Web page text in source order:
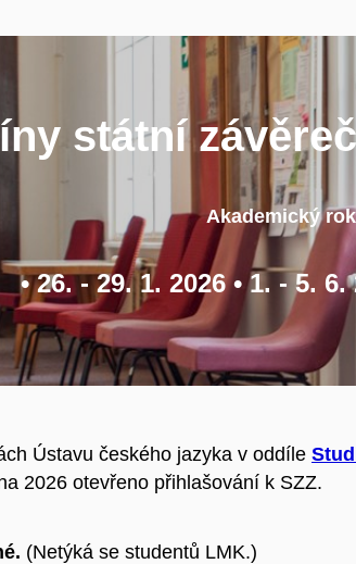
státní
Akademický
• 26. - 29. 1. 2026 • 1. - 5.
Ústavu českého jazyka v oddíle
2026 otevřeno přihlašování k SZZ.
(Netýká se studentů LMK.)